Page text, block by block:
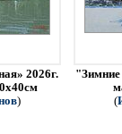
2026г.
)
"Зимние
(